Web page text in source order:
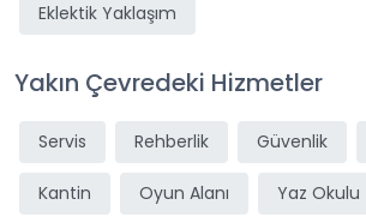
Eklektik Yaklaşım
Yakın Çevredeki Hizmetler
Servis Rehberlik Güvenlik
Kantin Oyun Alanı Yaz Okulu